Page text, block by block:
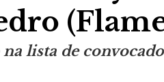
lista de